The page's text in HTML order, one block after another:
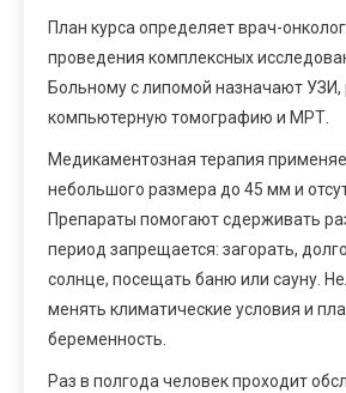
План курса определяет врач-
проведения комплексных
Больному с липомой назначают УЗИ,
компьютерную томографию и МРТ.
Медикаментозная терапия
небольшого размера до 45 мм и
Препараты помогают сдерживать
период запрещается: загорать,
солнце, посещать баню или сауну.
менять климатические условия и
беременность.
Раз в полгода человек проходит